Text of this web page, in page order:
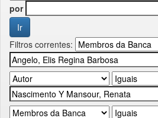
por
Filtros correntes: